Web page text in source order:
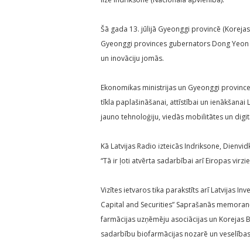
Šā gada 13. jūlijā Gyeonggi provincē
Gyeonggi provinces gubernators Dong
un inovāciju jomās.
Ekonomikas ministrijas un Gyeonggi
tīkla paplašināšanai, attīstībai un
jauno tehnoloģiju, viedās mobilitātes un
Kā Latvijas Radio izteicās Indriksone,
“Tā ir ļoti atvērta sadarbībai arī Eiropas
Vizītes ietvaros tika parakstīts arī Latvijas
Capital and Securities” Saprašanās
farmācijas uzņēmēju asociācijas un
sadarbību biofarmācijas nozarē un